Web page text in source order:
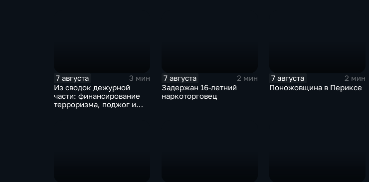
7 августа
3 мин
Из сводок дежурной
части: финансирование
терроризма, поджог и
7 августа
2 мин
Задержан 16-летний
наркоторговец
7 августа
2 мин
Поножовщина в Периксе